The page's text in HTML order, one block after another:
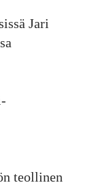
Jari
teollinen